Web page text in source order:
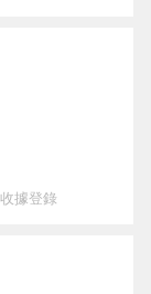
據登錄